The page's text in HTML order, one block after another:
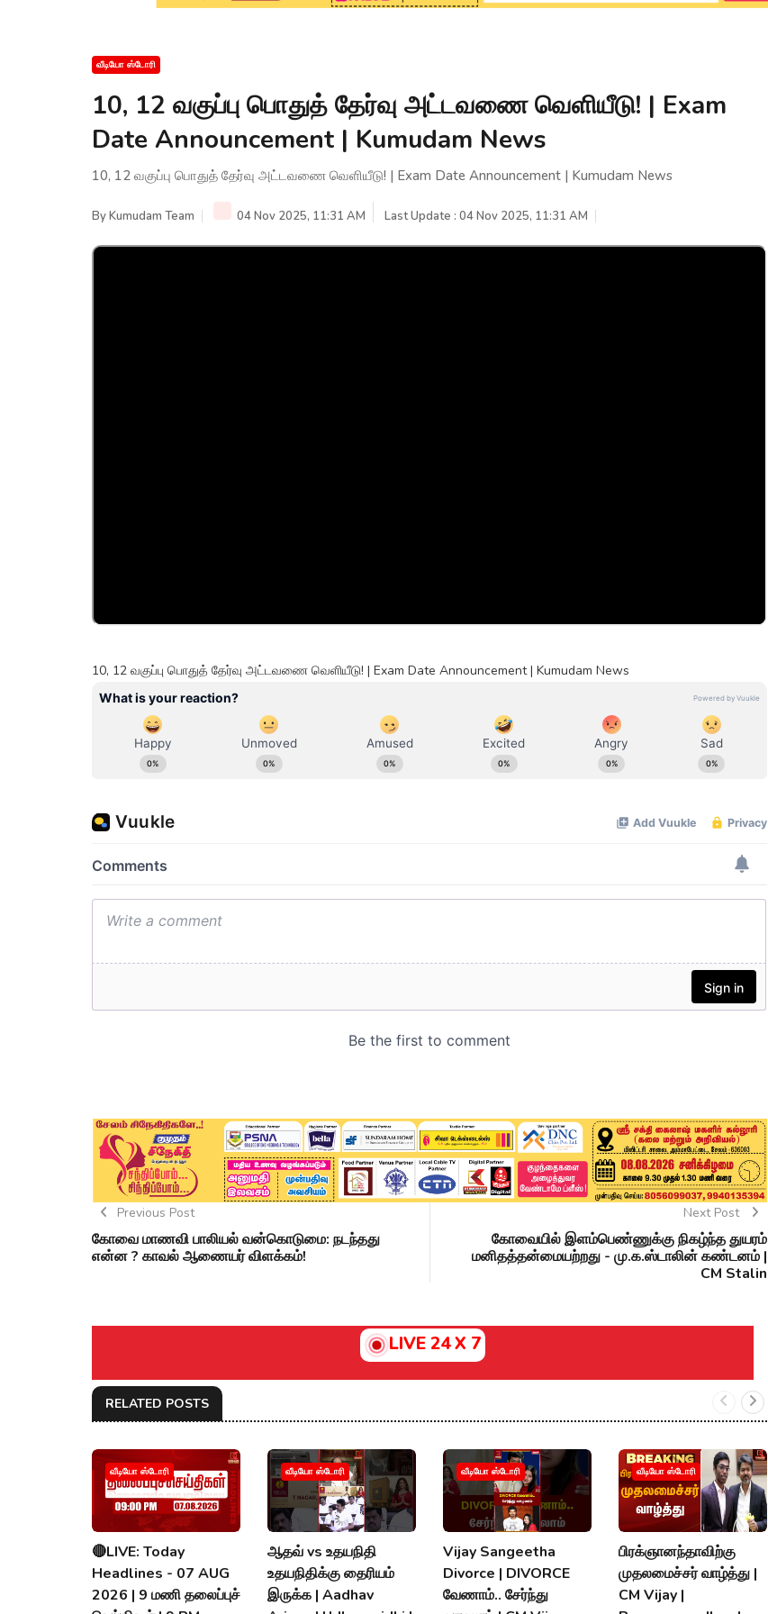
வீடியோ ஸ்டோரி
10, 12 வகுப்பு பொதுத் தேர்வு அட்டவணை வெளியீடு! | Exam
Date Announcement | Kumudam News
10, 12 வகுப்பு பொதுத் தேர்வு அட்டவணை வெளியீடு! | Exam Date Announcement | Kumudam News
ByKumudam Team 04 Nov 2025, 11:31 AM Last Update : 04 Nov 2025, 11:31 AM
10, 12 வகுப்பு பொதுத் தேர்வு அட்டவணை வெளியீடு! | Exam Date Announcement | Kumudam News
Previous Post
கோவை மாணவி பாலியல் வன்கொடுமை: நடந்தது
என்ன ? காவல் ஆணையர் விளக்கம்!
Next Post
கோவையில் இளம்பெண்ணுக்கு நிகழ்ந்த துயரம்
மனிதத்தன்மையற்றது - மு.க.ஸ்டாலின் கண்டனம் |
CM Stalin
LIVE 24 X 7
RELATED POSTS
வீடியோ ஸ்டோரி
🔴LIVE: Today
Headlines - 07 AUG
2026 | 9 மணி தலைப்புச்
வீடியோ ஸ்டோரி
ஆதவ் vs உதயநிதி
உதயநிதிக்கு தைரியம்
இருக்க | Aadhav
வீடியோ ஸ்டோரி
Vijay Sangeetha
Divorce | DIVORCE
வேணாம்.. சேர்ந்து
வீடியோ ஸ்டோரி
பிரக்ஞானந்தாவிற்கு
முதலமைச்சர் வாழ்த்து |
CM Vijay |